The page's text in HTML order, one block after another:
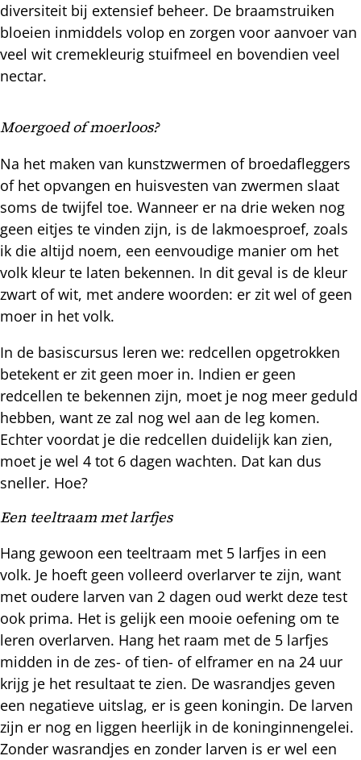
diversiteit bij extensief beheer. De braamstruiken
bloeien inmiddels volop en zorgen voor aanvoer van
veel wit cremekleurig stuifmeel en bovendien veel
nectar.
Moergoed of moerloos?
Na het maken van kunstzwermen of broedafleggers
of het opvangen en huisvesten van zwermen slaat
soms de twijfel toe. Wanneer er na drie weken nog
geen eitjes te vinden zijn, is de lakmoesproef, zoals
ik die altijd noem, een eenvoudige manier om het
volk kleur te laten bekennen. In dit geval is de kleur
zwart of wit, met andere woorden: er zit wel of geen
moer in het volk.
In de basiscursus leren we: redcellen opgetrokken
betekent er zit geen moer in. Indien er geen
redcellen te bekennen zijn, moet je nog meer geduld
hebben, want ze zal nog wel aan de leg komen.
Echter voordat je die redcellen duidelijk kan zien,
moet je wel 4 tot 6 dagen wachten. Dat kan dus
sneller. Hoe?
Een teeltraam met larfjes
Hang gewoon een teeltraam met 5 larfjes in een
volk. Je hoeft geen volleerd overlarver te zijn, want
met oudere larven van 2 dagen oud werkt deze test
ook prima. Het is gelijk een mooie oefening om te
leren overlarven. Hang het raam met de 5 larfjes
midden in de zes- of tien- of elframer en na 24 uur
krijg je het resultaat te zien. De wasrandjes geven
een negatieve uitslag, er is geen koningin. De larven
zijn er nog en liggen heerlijk in de koninginnengelei.
Zonder wasrandjes en zonder larven is er wel een